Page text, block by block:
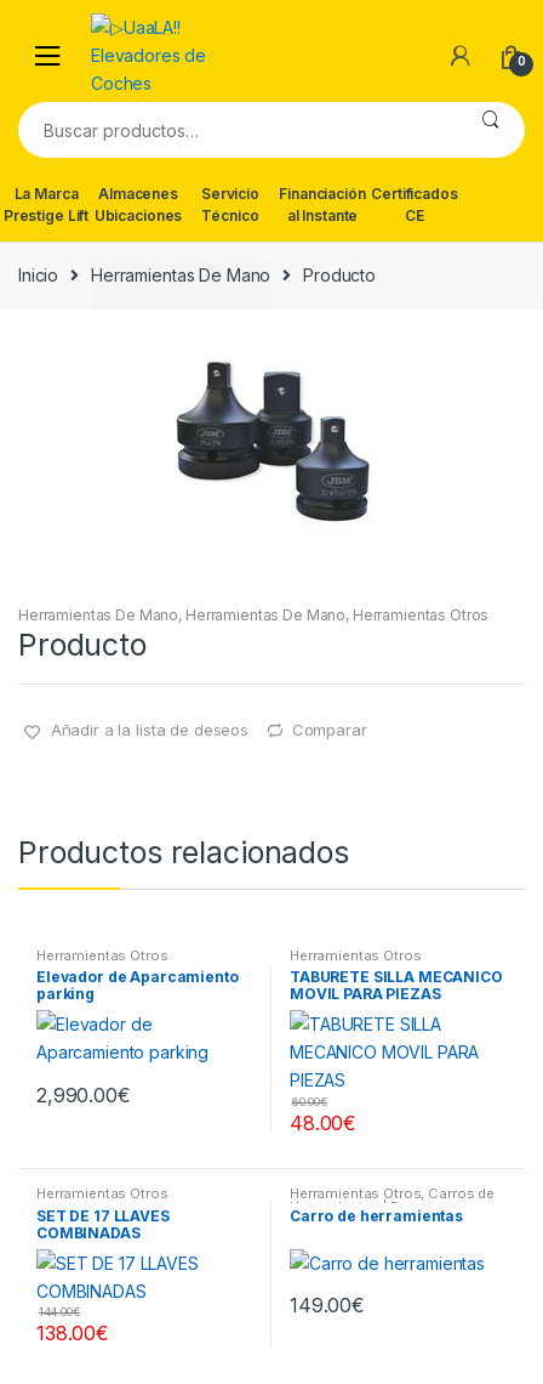
navigation
content
0
Buscar
por:
La Marca
Prestige Lift
Almacenes
Ubicaciones
Servicio
Técnico
Financiación
al Instante
Certificados
CE
Inicio Herramientas De Mano Producto
Herramientas De Mano, Herramientas De Mano, Herramientas Otros
Producto
Añadir a la lista de deseos Comparar
Productos relacionados
Herramientas Otros
Elevador de Aparcamiento
parking
2,990.00€
Herramientas Otros
TABURETE SILLA MECANICO
MOVIL PARA PIEZAS
48.00€
60.00€
Herramientas Otros
SET DE 17 LLAVES
COMBINADAS
138.00€
144.00€
Herramientas Otros, Carros de
Herramientas | Bancos
Carro de herramientas
149.00€